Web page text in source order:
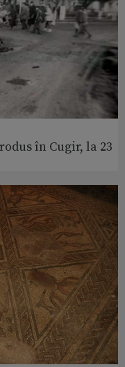
în Cugir, la 23